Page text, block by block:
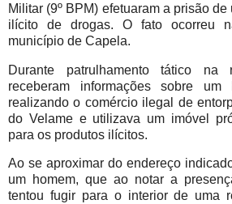
Militar (9º BPM) efetuaram a prisão
ilícito de drogas. O fato ocorreu
município de Capela.
Durante patrulhamento tático na
receberam informações sobre um
realizando o comércio ilegal de
do Velame e utilizava um imóvel
para os produtos ilícitos.
Ao se aproximar do endereço
um homem, que ao notar a
tentou fugir para o interior de uma